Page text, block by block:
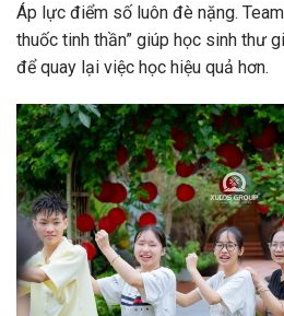
Áp lực điểm số luôn đè nặng.
thuốc tinh thần” giúp học sinh thư
để quay lại việc học hiệu quả hơn.